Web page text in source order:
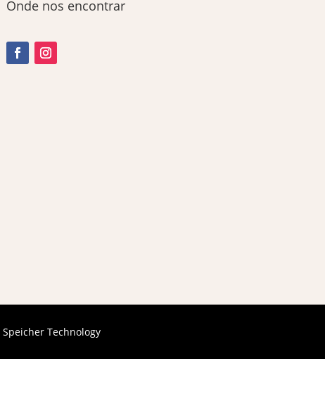
Onde nos encontrar
Speicher Technology